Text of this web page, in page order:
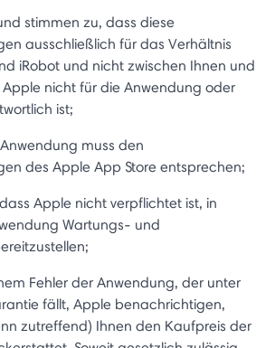
stimmen zu, dass diese
ausschließlich für das Verhältnis
iRobot und nicht zwischen Ihnen und
nicht für die Anwendung oder
ist;
muss den
des Apple App Store entsprechen;
Apple nicht verpflichtet ist, in
Wartungs- und
Fehler der Anwendung, der unter
fällt, Apple benachrichtigen,
zutreffend) Ihnen den Kaufpreis der